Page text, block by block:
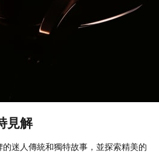
見解
迷人傳統和獨特故事，並探索精美的